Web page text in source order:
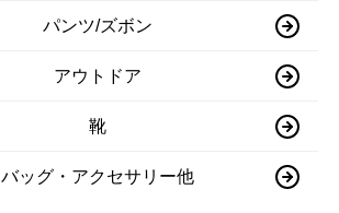
パンツ/ズボン
アウトドア
靴
バッグ・アクセサリー他